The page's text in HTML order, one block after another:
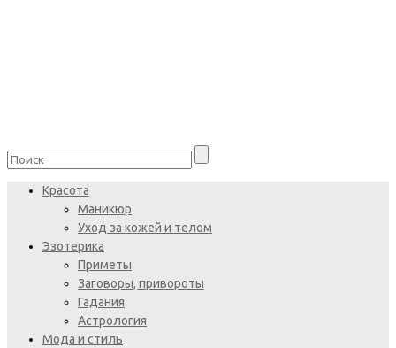
Красота
Маникюр
Уход за кожей и телом
Эзотерика
Приметы
Заговоры, привороты
Гадания
Астрология
Мода и стиль